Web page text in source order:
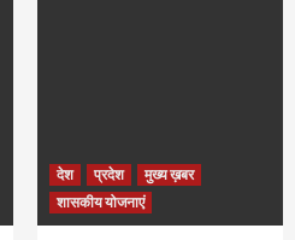
देश प्रदेश
मुख्य ख़बर
शासकीय योजनाएं